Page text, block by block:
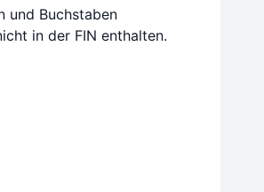
und Buchstaben
in der FIN enthalten.